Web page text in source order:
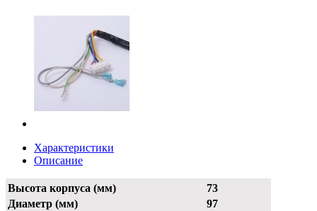
Характеристики
Описание
Высота корпуса (мм)
73
Диаметр (мм)
97